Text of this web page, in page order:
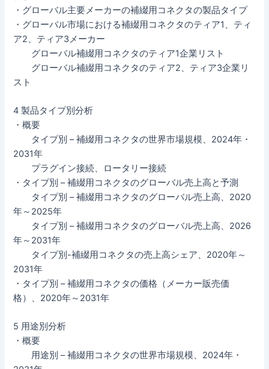
・グローバル主要メーカーの補綴用コネクタの製品タイプ
・グローバル市場における補綴用コネクタのティア1、ティ
ア2、ティア3メーカー
グローバル補綴用コネクタのティア1企業リスト
グローバル補綴用コネクタのティア2、ティア3企業リ
スト
4 製品タイプ別分析
・概要
タイプ別 – 補綴用コネクタの世界市場規模、2024年・
2031年
プラグイン接続、ロータリー接続
・タイプ別 – 補綴用コネクタのグローバル売上高と予測
タイプ別 – 補綴用コネクタのグローバル売上高、2020
年～2025年
タイプ別 – 補綴用コネクタのグローバル売上高、2026
年～2031年
タイプ別-補綴用コネクタの売上高シェア、2020年～
2031年
・タイプ別 – 補綴用コネクタの価格（メーカー販売価
格）、2020年～2031年
5 用途別分析
・概要
用途別 – 補綴用コネクタの世界市場規模、2024年・